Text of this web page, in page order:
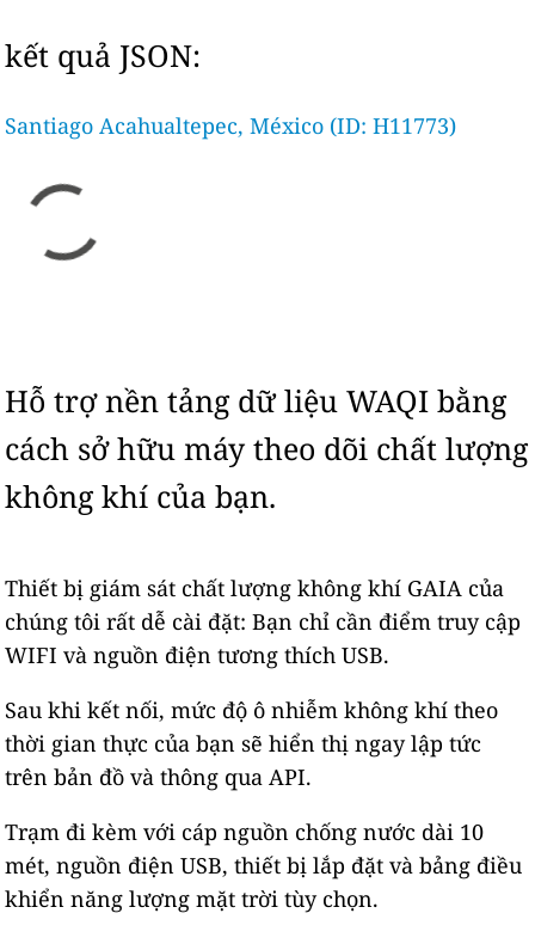
kết quả JSON:
Santiago Acahualtepec, México (ID: H11773)
Hỗ trợ nền tảng dữ liệu WAQI bằng
cách sở hữu máy theo dõi chất lượng
không khí của bạn.
Thiết bị giám sát chất lượng không khí GAIA của
chúng tôi rất dễ cài đặt: Bạn chỉ cần điểm truy cập
WIFI và nguồn điện tương thích USB.
Sau khi kết nối, mức độ ô nhiễm không khí theo
thời gian thực của bạn sẽ hiển thị ngay lập tức
trên bản đồ và thông qua API.
Trạm đi kèm với cáp nguồn chống nước dài 10
mét, nguồn điện USB, thiết bị lắp đặt và bảng điều
khiển năng lượng mặt trời tùy chọn.